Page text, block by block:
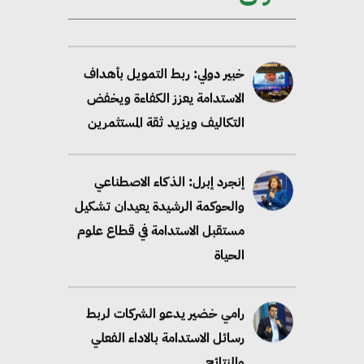
الاستدامة يعزز الكفاءة ويخفض
التكاليف ويزيد ثقة المستثمرين
والحوكمة الرشيدة يعيدان تشكيل
مستقبل الاستدامة في قطاع علوم
الحياة
رسائل الاستدامة بالاداء الفعلي
والنتائج